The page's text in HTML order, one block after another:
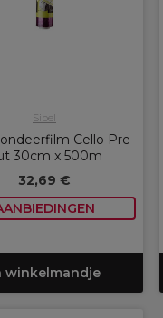
Sibel
Cello Pre-
30cm x 500m
32,69 €
winkelmandje